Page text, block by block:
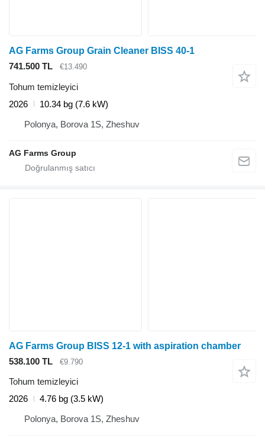
AG Farms Group Grain Cleaner BISS 40-1
741.500 TL
€13.490
Tohum temizleyici
2026
10.34 bg (7.6 kW)
Polonya, Borova 1S, Zheshuv
AG Farms Group
AG Farms Group BISS 12-1 with aspiration chamber
538.100 TL
€9.790
Tohum temizleyici
2026
4.76 bg (3.5 kW)
Polonya, Borova 1S, Zheshuv